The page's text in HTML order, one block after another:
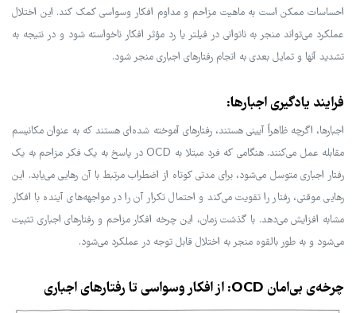
احساسات ممکن است به ماهیت مزاحم و مداوم افکار وسواسی کمک کند. این اختلال
عملکرد می‌تواند منجر به ناتوانی در فیلتر یا رد مؤثر افکار ناخواسته شود و در نتیجه به
تشدید آنها و تمایل بعدی به انجام رفتارهای اجباری منجر شود.
فرایند یادگیری اجبارها:
اجبارها، اگرچه ظاهراً آیینی هستند، رفتارهای آموخته شده‌ای هستند که به عنوان مکانیسم
مقابله عمل می‌کنند. هنگامی که فرد مبتلا به OCD در پاسخ به یک فکر مزاحم به یک
رفتار اجباری متوسل می‌شود، برای مدتی کوتاه از اضطراب مرتبط با آن رهایی می‌یابد. این
رهایی موقتی، رفتار را تقویت می‌کند و احتمال تکرار آن را در مواجهه‌های آینده با افکار
مشابه افزایش می‌دهد. با گذشت زمان، این چرخه افکار مزاحم و رفتارهای اجباری تثبیت
می‌شود و به طور بالقوه منجر به اختلال قابل توجه در عملکرد می‌شود.
چرخه‌ی بی‌امان OCD: از افکار وسواسی تا رفتارهای اجباری